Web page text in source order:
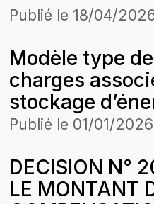
MOIS DE
CADRE DE
DES TARIFS
Publié le 18/04/
Modèle type
charges
stockage
Publié le 01/01/2026
DECISION N°
LE MONTANT